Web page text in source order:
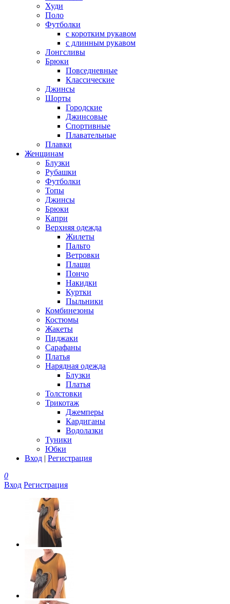
Худи
Поло
Футболки
с коротким рукавом
с длинным рукавом
Лонгсливы
Брюки
Повседневные
Классические
Джинсы
Шорты
Городские
Джинсовые
Спортивные
Плавательные
Плавки
Женщинам
Блузки
Рубашки
Футболки
Топы
Джинсы
Брюки
Капри
Верхняя одежда
Жилеты
Пальто
Ветровки
Плащи
Пончо
Накидки
Куртки
Пыльники
Комбинезоны
Костюмы
Жакеты
Пиджаки
Сарафаны
Платья
Нарядная одежда
Блузки
Платья
Толстовки
Трикотаж
Джемперы
Кардиганы
Водолазки
Туники
Юбки
Вход | Регистрация
0
Вход Регистрация